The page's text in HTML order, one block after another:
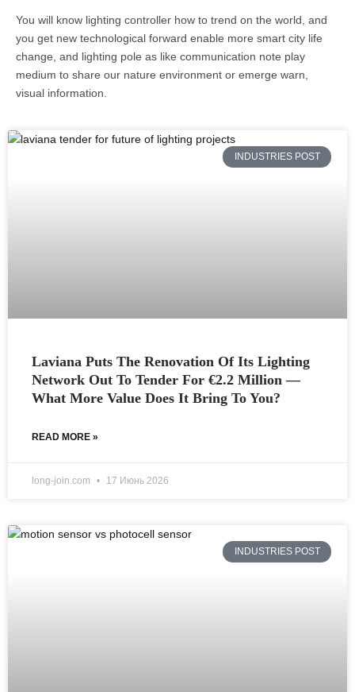
You will know lighting controller how to trend on the world, and
you get new technological forward enable more smart city life
change, and lighting pole as like communication note play
medium to share our nature environment or emerge warn,
visual information.
INDUSTRIES POST
Laviana Puts The Renovation Of Its Lighting
Network Out To Tender For €2.2 Million —
What More Value Does It Bring To You?
READ MORE »
long-join.com 17 Июнь 2026
INDUSTRIES POST